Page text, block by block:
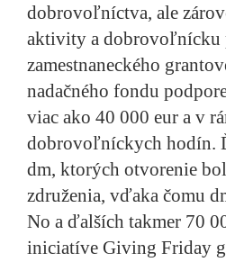
dobrovoľníctva, ale
aktivity a dobrovoľnícku
zamestnaneckého
nadačného fondu
viac ako 40 000 eur a v
dobrovoľníckych hodín.
dm, ktorých otvorenie
združenia, vďaka čomu
No a ďalších takmer 70
iniciatíve Giving Friday